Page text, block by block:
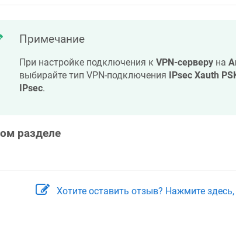
Примечание
При настройке подключения к VPN-серверуна
выбирайте тип VPN-подключения
IPsec Xauth
IPsec.
разделе
Хотите оставить отзыв? Нажмите